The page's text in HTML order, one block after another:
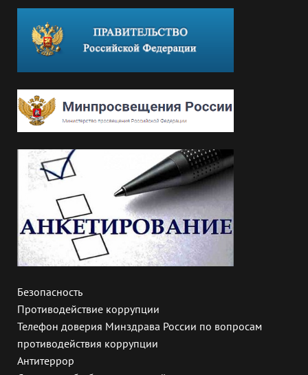
Безопасность
Противодействие коррупции
Телефон доверия Минздрава России по вопросам
противодействия коррупции
Антитеррор